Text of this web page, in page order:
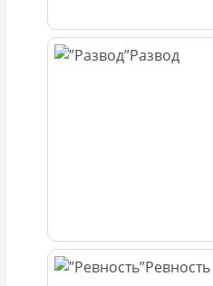
Развод
Ревность